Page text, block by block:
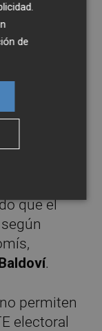
se
de
los partidos
para el 28
en
puesto
en la
que el
.
permiten
electoral
.
de